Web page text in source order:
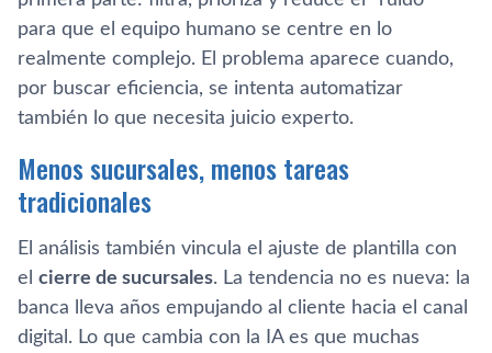
para que el equipo humano se centre en lo
realmente complejo. El problema aparece cuando,
por buscar eficiencia, se intenta automatizar
también lo que necesita juicio experto.
Menos sucursales, menos tareas
tradicionales
El análisis también vincula el ajuste de plantilla con
el cierre de sucursales. La tendencia no es nueva: la
banca lleva años empujando al cliente hacia el canal
digital. Lo que cambia con la IA es que muchas